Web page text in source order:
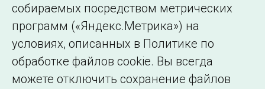
собираемых посредством метрических
программ («Яндекс.Метрика») на
условиях, описанных в Политике по
обработке файлов cookie. Вы всегда
можете отключить сохранение файлов